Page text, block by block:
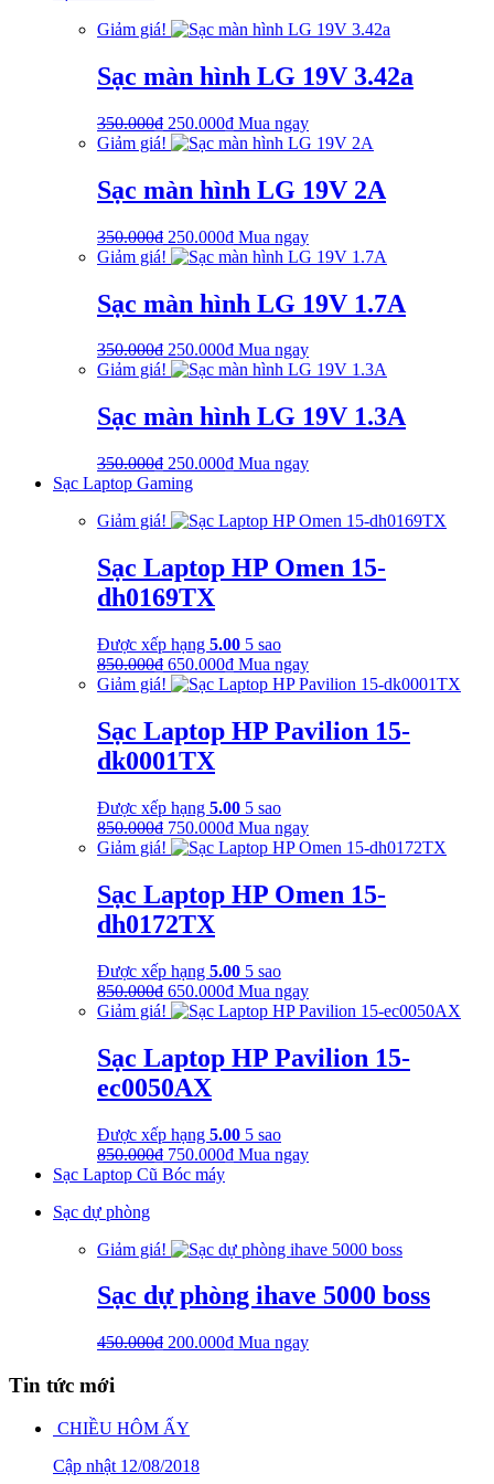
750.000₫.là:
Giảm giá!
Sạc màn hình LG 19V 3.42a
350.000₫ Giá
gốc
350.000₫.
250.000₫Giá
hiện
là:
250.000₫.
Mua ngay
Giảm giá!
Sạc màn hình LG 19V 2A
350.000₫ Giá
gốc
350.000₫.
250.000₫Giá
hiện
là:
250.000₫.
Mua ngay
Giảm giá!
Sạc màn hình LG 19V 1.7A
350.000₫ Giá
gốc
350.000₫.
250.000₫Giá
hiện
là:
250.000₫.
Mua ngay
Giảm giá!
Sạc màn hình LG 19V 1.3A
350.000₫ Giá
gốc
350.000₫.
250.000₫Giá
là:
Mua ngay
Sạc Laptop Gaming
Giảm giá!
Sạc Laptop HP Omen 15-
dh0169TX
Được xếp hạng 5.00 5 sao
850.000₫ Giá
gốc
850.000₫.
650.000₫Giá
hiện
là:
650.000₫.
Mua ngay
Giảm giá!
Sạc Laptop HP Pavilion 15-
dk0001TX
Được xếp hạng 5.00 5 sao
850.000₫ Giá
gốc
850.000₫.
750.000₫Giá
hiện
là:
750.000₫.
Mua ngay
Giảm giá!
Sạc Laptop HP Omen 15-
dh0172TX
Được xếp hạng 5.00 5 sao
850.000₫ Giá
gốc
850.000₫.
650.000₫Giá
hiện
là:
650.000₫.
Mua ngay
Giảm giá!
Sạc Laptop HP Pavilion 15-
ec0050AX
Được xếp hạng 5.00 5 sao
850.000₫ Giá
gốc
750.000₫Giá
Mua ngay
Sạc Laptop Cũ Bóc máy
Sạc dự phòng
Giảm giá!
Sạc dự phòng ihave 5000 boss
450.000₫ Giá
200.000₫Giá
Mua ngay
Tin tức mới
CHIỀU HÔM ẤY
Cập nhật 12/08/2018